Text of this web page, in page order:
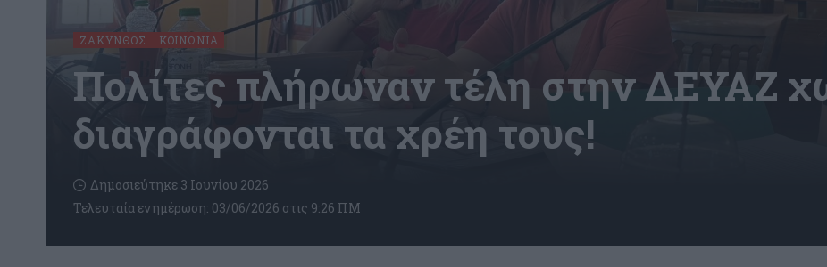
ΖΆΚΥΝΘΟΣ ΚΟΙΝΩΝΊΑ
Πολίτες πλήρωναν τέλη στην ΔΕΥΑΖ
διαγράφονται τα χρέη τους!
Τελευταία ενημέρωση: 03/06/2026 στις 9:26 ΠΜ
Δημοσιεύτηκε 3 Ιουνίου 2026